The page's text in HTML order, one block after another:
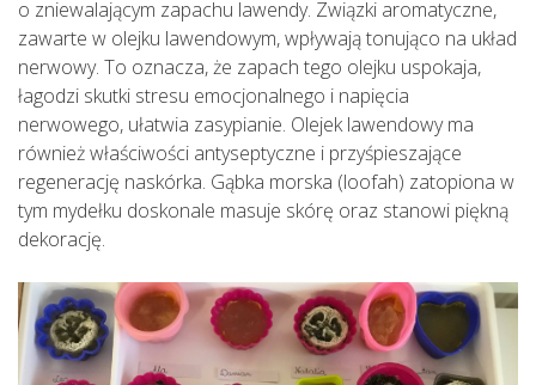
o zniewalającym zapachu lawendy. Związki aromatyczne,
zawarte w olejku lawendowym, wpływają tonująco na układ
nerwowy. To oznacza, że zapach tego olejku uspokaja,
łagodzi skutki stresu emocjonalnego i napięcia
nerwowego, ułatwia zasypianie. Olejek lawendowy ma
również właściwości antyseptyczne i przyśpieszające
regenerację naskórka. Gąbka morska (loofah) zatopiona w
tym mydełku doskonale masuje skórę oraz stanowi piękną
dekorację.